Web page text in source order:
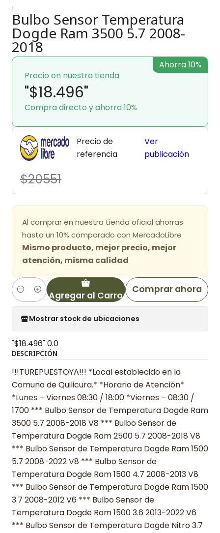
|
Bulbo Sensor Temperatura
Dogde Ram 3500 5.7 2008-
2018
Precio en nuestra tienda
"$18.496"
Compra directo y ahorra 10%
Ahorra 10%
Precio de
referencia
$20551
Ver
publicación
Al comprar en nuestra tienda oficial ahorras
hasta un 10% comparado con MercadoLibre
Mismo producto, mejor precio, mejor
atención, misma calidad
Cantidad Agregar al Carro
Comprar ahora
Mostrar stock de ubicaciones
"$18.496"0.0
DESCRIPCIÓN
!!!TUREPUESTOYA!!! *Local establecido en la
Comuna de Quilicura.* *Horario de Atención*
*Lunes – Viernes 08:30 / 18:00 *Viernes – 08:30 /
1700 *** Bulbo Sensor de Temperatura Dogde Ram
3500 5.7 2008-2018 V8 *** Bulbo Sensor de
Temperatura Dogde Ram 2500 5.7 2008-2018 V8
*** Bulbo Sensor de Temperatura Dogde Ram 1500
5.7 2008-2022 V8 *** Bulbo Sensor de
Temperatura Dogde Ram 1500 4.7 2008-2013 V8
*** Bulbo Sensor de Temperatura Dogde Ram 1500
3.7 2008-2012 V6 *** Bulbo Sensor de
Temperatura Dogde Ram 1500 3.6 2013-2022 V6
*** Bulbo Sensor de Temperatura Dogde Nitro 3.7